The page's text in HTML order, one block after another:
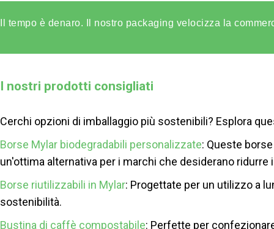
Il tempo è denaro. Il nostro packaging velocizza la
I nostri prodotti consigliati
Cerchi opzioni di imballaggio più sostenibili? Esplora
Borse Mylar biodegradabili personalizzate: Queste
un'ottima alternativa per i marchi che desiderano ridurre
Borse riutilizzabili in Mylar: Progettate per un utilizzo a
sostenibilità.
Bustina di caffè compostabile: Perfette per